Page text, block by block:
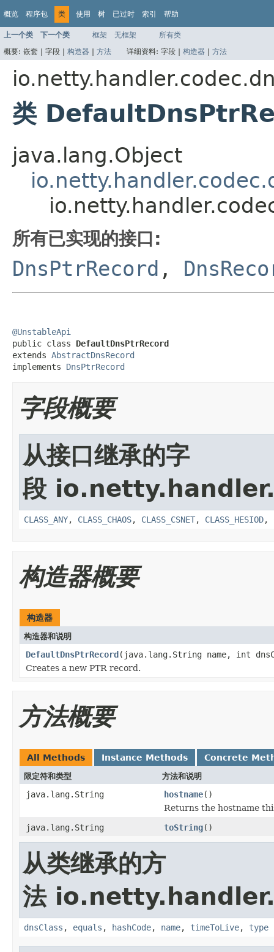
概览 程序包 类 使用 树 已过时 索引 帮助
上一个类 下一个类 框架 无框架
所有类
概要: 嵌套 | 字段 | 构造器 | 方法 详细资料: 字段 | 构造器 | 方法
类
java.lang.Object
所有已实现的接口:
DnsPtrRecord ,
@UnstableApi
public class DefaultDnsPtrRecord
extends AbstractDnsRecord
implements DnsPtrRecord
字段概要
从接口继承的字
段
CLASS_ANY, CLASS_CHAOS, CLASS_CSNET, CLASS_HESIOD,
构造器概要
构造器
构造器和说明
DefaultDnsPtrRecord(java.lang.String name, int
Creates a new PTR record.
方法概要
All Methods Instance Methods Concrete
限定符和类型 方法和说明
java.lang.String hostname()
Returns the hostname
java.lang.String
toString()
从类继承的方
法
dnsClass , equals , hashCode, name, timeToLive, type